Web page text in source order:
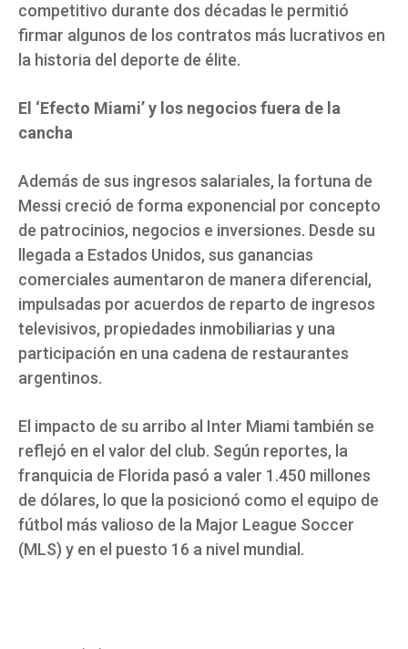
competitivo durante dos décadas le permitió
firmar algunos de los contratos más lucrativos en
la historia del deporte de élite.
El ‘Efecto Miami’ y los negocios fuera de la
cancha
Además de sus ingresos salariales, la fortuna de
Messi creció de forma exponencial por concepto
de patrocinios, negocios e inversiones. Desde su
llegada a Estados Unidos, sus ganancias
comerciales aumentaron de manera diferencial,
impulsadas por acuerdos de reparto de ingresos
televisivos, propiedades inmobiliarias y una
participación en una cadena de restaurantes
argentinos.
El impacto de su arribo al Inter Miami también se
reflejó en el valor del club. Según reportes, la
franquicia de Florida pasó a valer 1.450 millones
de dólares, lo que la posicionó como el equipo de
fútbol más valioso de la Major League Soccer
(MLS) y en el puesto 16 a nivel mundial.